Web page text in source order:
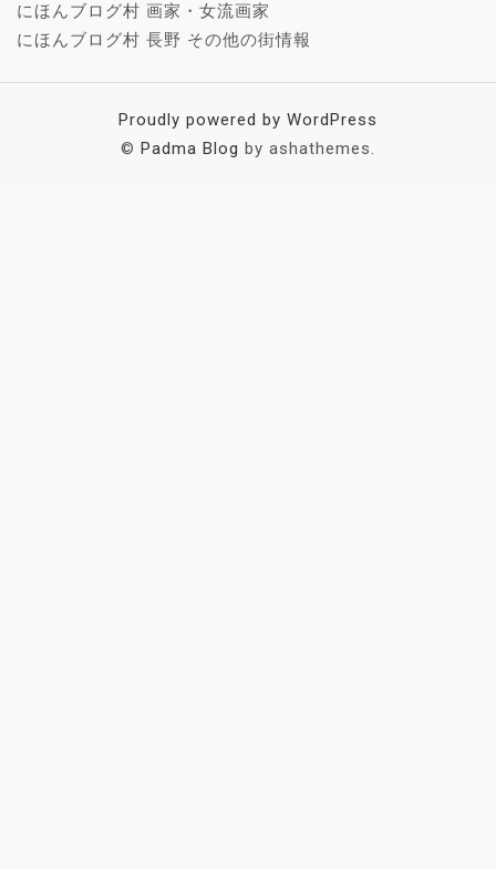
にほんブログ村 画家・女流画家
にほんブログ村 長野 その他の街情報
Proudly powered by WordPress
© Padma Blog by ashathemes.